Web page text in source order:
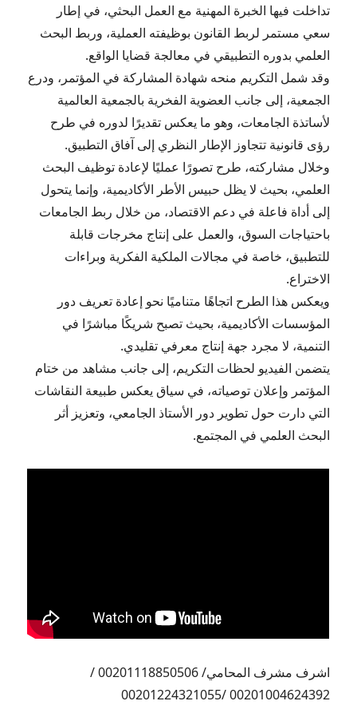
تداخلت فيها الخبرة المهنية مع العمل البحثي، في إطار
سعي مستمر لربط القانون بوظيفته العملية، وربط البحث
العلمي بدوره التطبيقي في معالجة قضايا الواقع.
وقد شمل التكريم منحه شهادة المشاركة في المؤتمر، ودرع
الجمعية، إلى جانب العضوية الفخرية بالجمعية العالمية
لأساتذة الجامعات، وهو ما يعكس تقديرًا لدوره في طرح
رؤى قانونية تتجاوز الإطار النظري إلى آفاق التطبيق.
وخلال مشاركته، طرح تصورًا عمليًا لإعادة توظيف البحث
العلمي، بحيث لا يظل حبيس الأطر الأكاديمية، وإنما يتحول
إلى أداة فاعلة في دعم الاقتصاد، من خلال ربط الجامعات
باحتياجات السوق، والعمل على إنتاج مخرجات قابلة
للتطبيق، خاصة في مجالات الملكية الفكرية وبراءات
الاختراع.
ويعكس هذا الطرح اتجاهًا متناميًا نحو إعادة تعريف دور
المؤسسات الأكاديمية، بحيث تصبح شريكًا مباشرًا في
التنمية، لا مجرد جهة إنتاج معرفي تقليدي.
يتضمن الفيديو لحظات التكريم، إلى جانب مشاهد من ختام
المؤتمر وإعلان توصياته، في سياق يعكس طبيعة النقاشات
التي دارت حول تطوير دور الأستاذ الجامعي، وتعزيز أثر
البحث العلمي في المجتمع.
اشرف مشرف المحامي/ 00201118850506 /
00201004624392 /00201224321055